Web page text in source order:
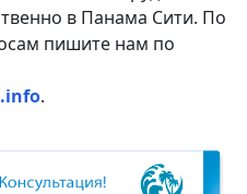
в Панама Сити. По
пишите нам по
.